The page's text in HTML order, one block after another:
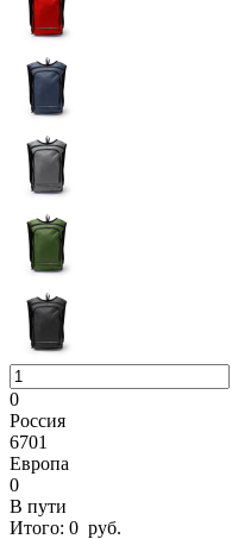
0
Россия
6701
Европа
0
В пути
Итого: 0 руб.